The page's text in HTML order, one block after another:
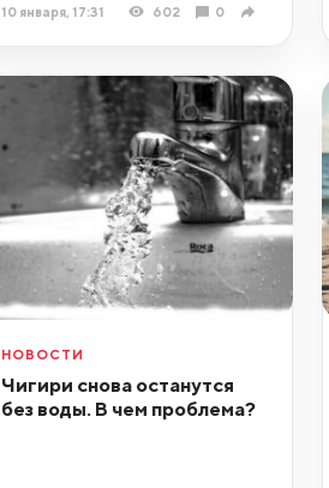
10 января, 17:31 602 0
НОВОСТИ
Чигири снова останутся
без воды. В чем проблема?